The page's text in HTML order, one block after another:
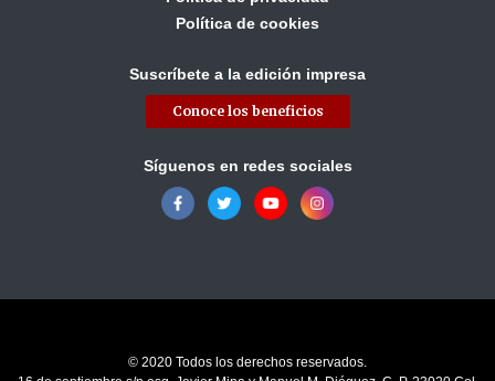
Política de cookies
Suscríbete a la edición impresa
Conoce los beneficios
Síguenos en redes sociales
© 2020 Todos los derechos reservados.